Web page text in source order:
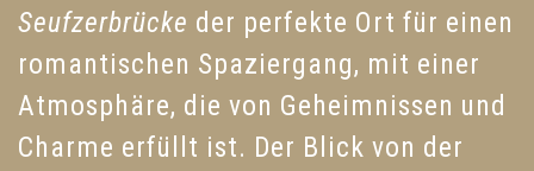
Seufzerbrücke der perfekte Ort für einen
romantischen Spaziergang, mit einer
Atmosphäre, die von Geheimnissen und
Charme erfüllt ist. Der Blick von der